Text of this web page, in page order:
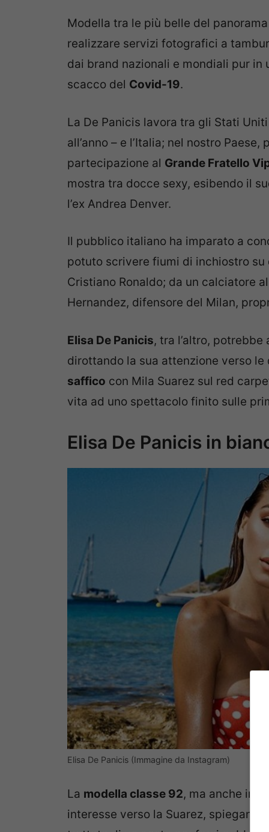
Modella tra le più belle del
realizzare servizi fotografici a
dai brand nazionali e mondiali pur
scacco del Covid-19.
La De Panicis lavora tra gli Stati
all’anno – e l’Italia; nel nostro
partecipazione al Grande Fratello
mostra tra docce sexy, esibendo il
l’ex Andrea Denver.
Il pubblico italiano ha imparato a
potuto scrivere fiumi di inchiostro
Cristiano Ronaldo; da un calciatore
Hernandez, difensore del Milan,
Elisa De Panicis, tra l’altro,
dirottando la sua attenzione verso
saffico con Mila Suarez sul red
vita ad uno spettacolo finito sulle
Elisa De Panicis in
Elisa De Panicis (Immagine da Instagram)
La modella classe 92, ma anche
interesse verso la Suarez, spiegando